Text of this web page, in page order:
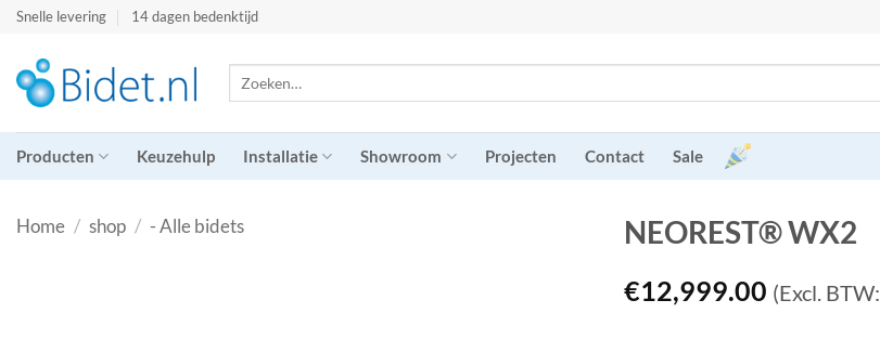
Ga
inhoud
Snelle levering 14 dagen bedenktijd
Zoeken
Producten Keuzehulp Installatie Showroom Projecten Contact Sale
Home / shop / - Alle bidets NEOREST® WX2
€12,999.00 (Excl. BTW: